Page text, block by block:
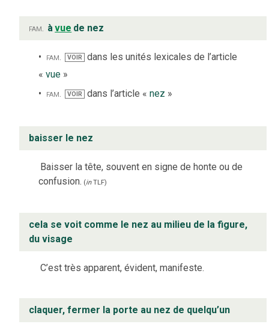
fam. àvue de nez
fam. VOIR dans les unités lexicales de l’article
« vue »
fam.
VOIR dans l’article « nez »
baisser le nez
Baisser la tête, souvent en signe de honte ou de
confusion. (inTLF)
cela se voit comme le nez au milieu de la figure,
du visage
C’est très apparent, évident, manifeste.
claquer, fermer la porte au nez de quelqu’un